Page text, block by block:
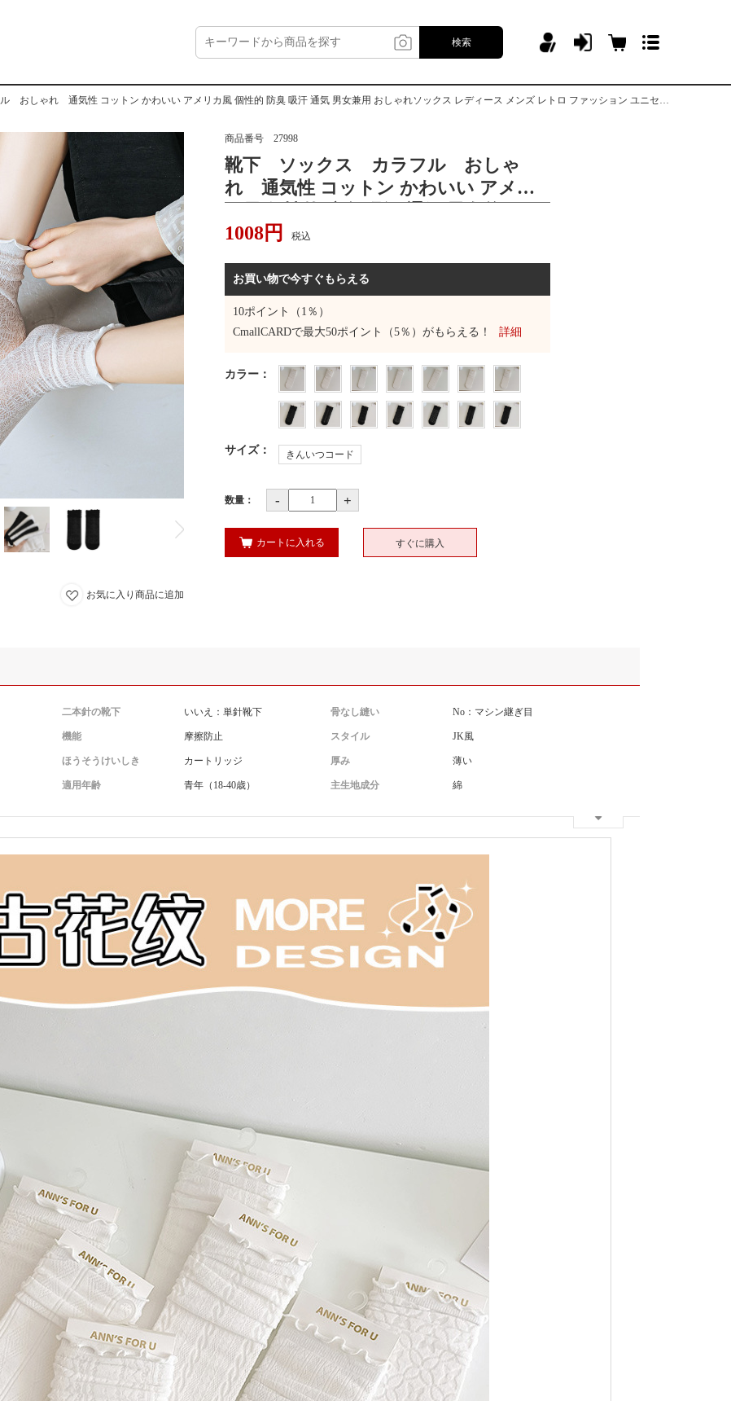
検索
れ 通気性 コットン かわいい アメリカ風 個性的 防臭 吸汗 通気 男女兼用 おしゃれソックス レディース メンズ レトロ ファッション ユニセックス かっこ良い プレゼント
お気に入り商品に追加
商品番号 27998
靴下 ソックス カラフル おしゃ
れ 通気性 コットン かわいい アメリ
しゃれソックス レディース メンズ レ
こ良い プレゼント
1008円 税込
お買い物で今すぐもらえる
10ポイント（1％）
CmallCARDで最大50ポイント（5％）がもらえる！ 詳細
カラー ：
サイズ： きんいつコード
数量： - +
カートに入れる すぐに購入
二本針の靴下 いいえ：単針靴下 骨なし縫い No：マシン継ぎ目
機能 摩擦防止 スタイル JK風
ほうそうけいしき カートリッジ 厚み 薄い
適用年齢 青年（18-40歳） 主生地成分 綿